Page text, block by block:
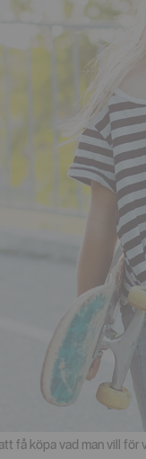
få köpa vad man vill för